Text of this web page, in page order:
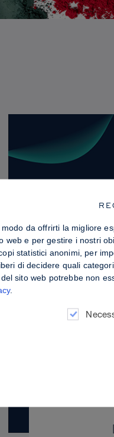
da offrirti la migliore
web e per gestire i nostri
statistici anonimi, per
di decidere quali
sito web potrebbe non
.